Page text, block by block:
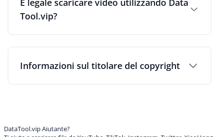
È legale scaricare video utilizzando Data
Tool.vip?
Informazioni sul titolare del copyright
DataTool.vip Aiutante?